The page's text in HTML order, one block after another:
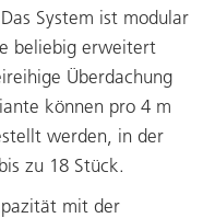
System ist modular
beliebig erweitert
Überdachung
können pro 4 m
werden, in der
zu 18 Stück.
mit der